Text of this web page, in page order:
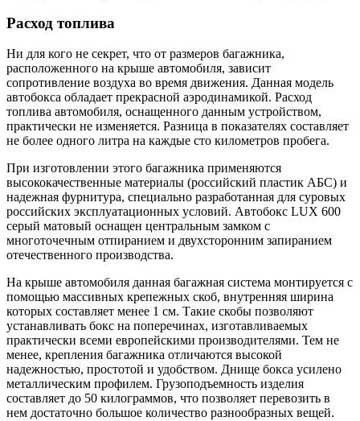
Расход топлива
Ни для кого не секрет, что от размеров багажника,
расположенного на крыше автомобиля, зависит
сопротивление воздуха во время движения. Данная модель
автобокса обладает прекрасной аэродинамикой. Расход
топлива автомобиля, оснащенного данным устройством,
практически не изменяется. Разница в показателях составляет
не более одного литра на каждые сто километров пробега.
При изготовлении этого багажника применяются
высококачественные материалы (российский пластик АБС) и
надежная фурнитура, специально разработанная для суровых
российских эксплуатационных условий. Автобокс LUX 600
серый матовый оснащен центральным замком с
многоточечным отпиранием и двухсторонним запиранием
отечественного производства.
На крыше автомобиля данная багажная система монтируется с
помощью массивных крепежных скоб, внутренняя ширина
которых составляет менее 1 см. Такие скобы позволяют
устанавливать бокс на поперечинах, изготавливаемых
практически всеми европейскими производителями. Тем не
менее, крепления багажника отличаются высокой
надежностью, простотой и удобством. Днище бокса усилено
металлическим профилем. Грузоподъемность изделия
составляет до 50 килограммов, что позволяет перевозить в
нем достаточно большое количество разнообразных вещей.